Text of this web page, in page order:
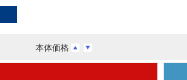
本体価格